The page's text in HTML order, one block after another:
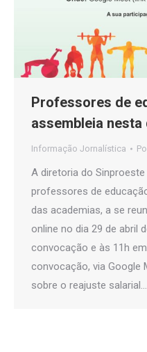
Professores de
assembleia nesta
Informação Jornalística
A diretoria do
professores de
das academias, a se
online no dia 29 de abril
convocação e às 11h
convocação, via Google
sobre o reajuste